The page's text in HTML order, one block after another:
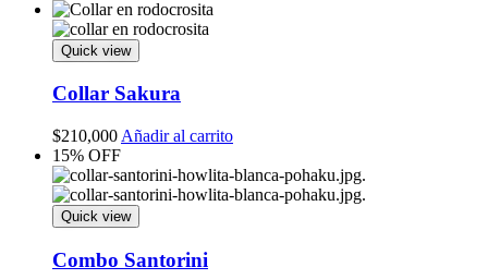
Quick view
Collar Sakura
$210,000 Añadir al carrito
15% OFF
Quick view
Combo Santorini